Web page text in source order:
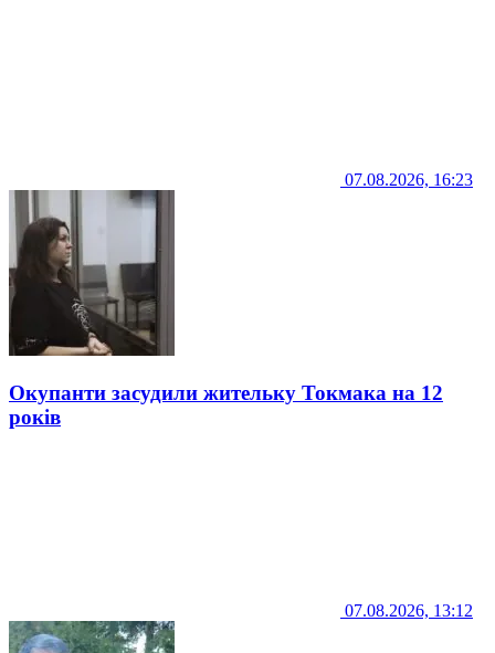
07.08.2026, 16:23
Окупанти засудили жительку Токмака на 12
років
07.08.2026, 13:12